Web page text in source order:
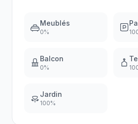
Meublés
0%
Balcon
0%
Jardin
100%